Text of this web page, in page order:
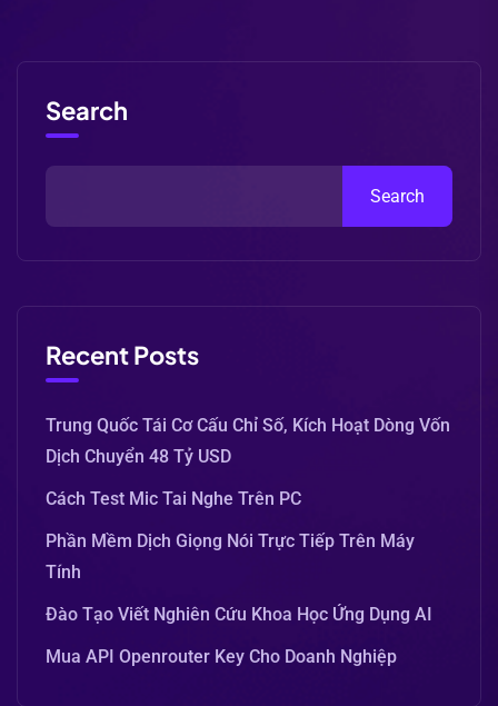
Search
Search
Recent Posts
Trung Quốc Tái Cơ Cấu Chỉ Số, Kích Hoạt Dòng Vốn
Dịch Chuyển 48 Tỷ USD
Cách Test Mic Tai Nghe Trên PC
Phần Mềm Dịch Giọng Nói Trực Tiếp Trên Máy
Tính
Đào Tạo Viết Nghiên Cứu Khoa Học Ứng Dụng AI
Mua API Openrouter Key Cho Doanh Nghiệp